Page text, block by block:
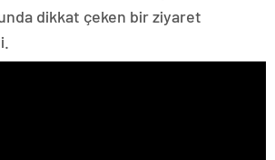
dikkat çeken bir ziyaret